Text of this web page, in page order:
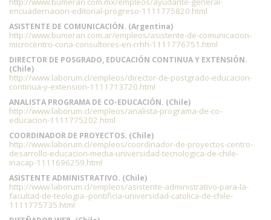
encuadernacion-editorial-progreso-1111775820.html
ASISTENTE DE COMUNICACIÓN. (Argentina)
http://www.bumeran.com.ar/empleos/asistente-de-comunicacion-
microcentro-cona-consultores-en-rrhh-1111776751.html
DIRECTOR DE POSGRADO, EDUCACIÓN CONTINUA Y EXTENSIÓN.
(Chile)
http://www.laborum.cl/empleos/director-de-postgrado-educacion-
continua-y-extension-1111713720.html
ANALISTA PROGRAMA DE CO-EDUCACIÓN. (Chile)
http://www.laborum.cl/empleos/analista-programa-de-co-
educacion-1111775202.html
COORDINADOR DE PROYECTOS. (Chile)
http://www.laborum.cl/empleos/coordinador-de-proyectos-centro-
desarrollo-educacion-media-universidad-tecnologica-de-chile-
inacap-1111696259.html
ASISTENTE ADMINISTRATIVO. (Chile)
http://www.laborum.cl/empleos/asistente-administrativo-para-la-
facultad-de-teologia.-pontificia-universidad-catolica-de-chile-
1111775735.html